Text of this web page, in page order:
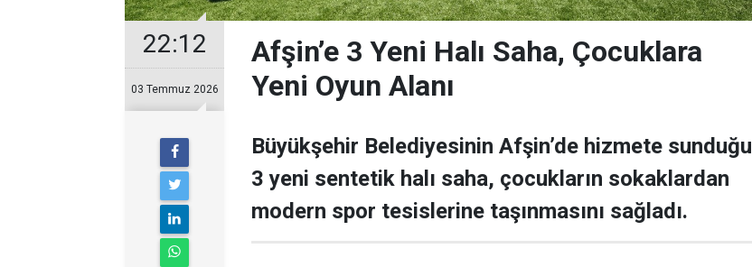
22:12
03 Temmuz 2026
Afşin’e 3 Yeni Halı Saha, Çocuklara
Yeni Oyun Alanı
Büyükşehir Belediyesinin Afşin’de hizmete sunduğu
3 yeni sentetik halı saha, çocukların sokaklardan
modern spor tesislerine taşınmasını sağladı.